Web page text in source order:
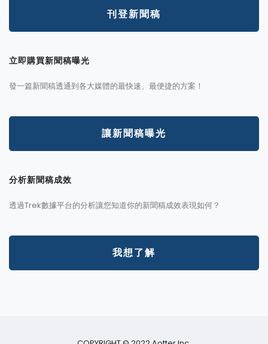
刊登新聞稿
立即購買新聞稿曝光
發一篇新聞稿透通到各大媒體的最快速、最便捷的方案！
讓新聞稿曝光
分析新聞稿成效
透過Trek數據平台的分析讓您知道你的新聞稿成效表現如何？
我想了解